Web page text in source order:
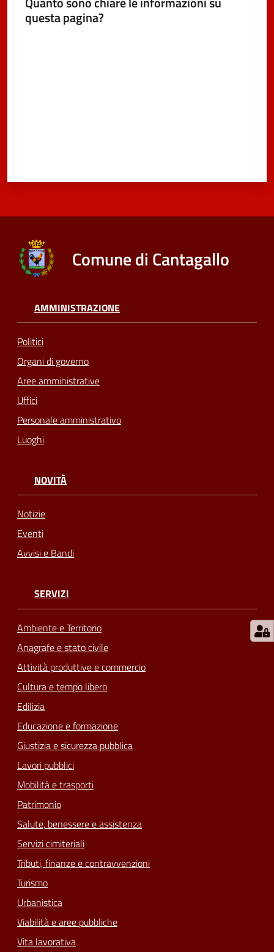
dati
questa pagina?
Comune di Cantagallo
AMMINISTRAZIONE
Politici
Organi di governo
Aree amministrative
Uffici
Personale amministrativo
Luoghi
NOVITÀ
Notizie
Eventi
Avvisi e Bandi
SERVIZI
Ambiente e Territorio
Anagrafe e stato civile
Attività produttive e commercio
Cultura e tempo libero
Edilizia
Educazione e formazione
Giustizia e sicurezza pubblica
Lavori pubblici
Mobilità e trasporti
Patrimonio
Salute, benessere e assistenza
Servizi cimiteriali
Tributi, finanze e contravvenzioni
Turismo
Urbanistica
Viabilità e aree pubbliche
Vita lavorativa